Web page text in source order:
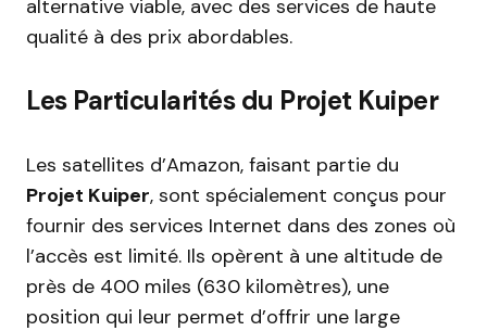
alternative viable, avec des services de haute
qualité à des prix abordables.
Les Particularités du Projet Kuiper
Les satellites d’Amazon, faisant partie du
Projet Kuiper, sont spécialement conçus pour
fournir des services Internet dans des zones où
l’accès est limité. Ils opèrent à une altitude de
près de 400 miles (630 kilomètres), une
position qui leur permet d’offrir une large